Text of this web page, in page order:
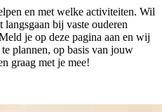
en met welke activiteiten. Wil
bij vaste ouderen
je op deze pagina aan en wij
plannen, op basis van jouw
graag met je mee!